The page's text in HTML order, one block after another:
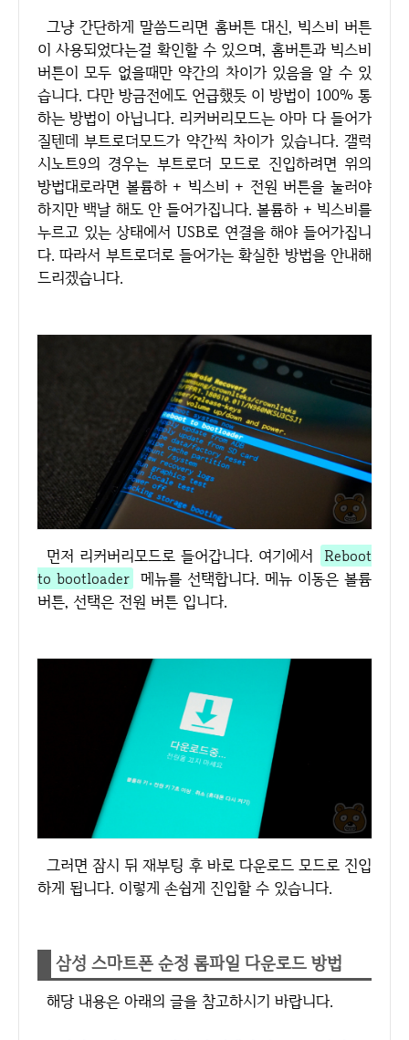
그냥 간단하게 말씀드리면 홈버튼 대신, 빅스비 버튼
이 사용되었다는걸 확인할 수 있으며, 홈버튼과 빅스비
버튼이 모두 없을때만 약간의 차이가 있음을 알 수 있
습니다. 다만 방금전에도 언급했듯 이 방법이 100% 통
하는 방법이 아닙니다. 리커버리모드는 아마 다 들어가
질텐데 부트로더모드가 약간씩 차이가 있습니다. 갤럭
시노트9의 경우는 부트로더 모드로 진입하려면 위의
방법대로라면 볼륨하 + 빅스비 + 전원 버튼을 눌러야
하지만 백날 해도 안 들어가집니다. 볼륨하 + 빅스비를
누르고 있는 상태에서 USB로 연결을 해야 들어가집니
다. 따라서 부트로더로 들어가는 확실한 방법을 안내해
드리겠습니다.
먼저 리커버리모드로 들어갑니다. 여기에서
Reboot
to bootloader 메뉴를 선택합니다. 메뉴 이동은 볼륨
버튼, 선택은 전원 버튼 입니다.
그러면 잠시 뒤 재부팅 후 바로 다운로드 모드로 진입
하게 됩니다. 이렇게 손쉽게 진입할 수 있습니다.
삼성 스마트폰 순정 롬파일 다운로드 방법
해당 내용은 아래의 글을 참고하시기 바랍니다.